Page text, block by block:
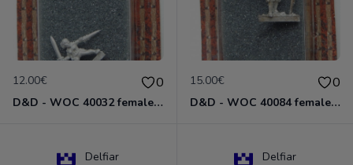
12.00€ 0
D&D - WOC 40032 female halfling rogue Miniature - Donjons Dragons
15.00€ 0
D&D - WOC 40084 female human wizard Miniature - Donjons Dragons
Delfiar Delfiar